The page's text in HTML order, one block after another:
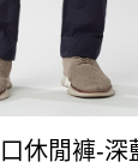
休閒褲-深